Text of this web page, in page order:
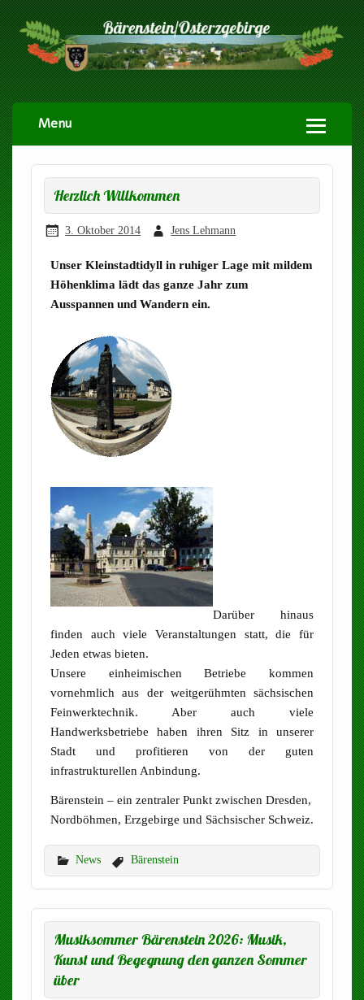
Menu
Herzlich Willkommen
3. Oktober 2014 Jens Lehmann
Unser Kleinstadtidyll in ruhiger Lage mit mildem
Höhenklima lädt das ganze Jahr zum
Ausspannen und Wandern ein.
Darüber hinaus
finden auch viele Veranstaltungen statt, die für
Jeden etwas bieten.
Unsere einheimischen Betriebe kommen
vornehmlich aus der weitgerühmten sächsischen
Feinwerktechnik. Aber auch viele
Handwerksbetriebe haben ihren Sitz in unserer
Stadt und profitieren von der guten
infrastrukturellen Anbindung.
Bärenstein – ein zentraler Punkt zwischen Dresden,
Nordböhmen, Erzgebirge und Sächsischer Schweiz.
News Bärenstein
Musiksommer Bärenstein 2026: Musik,
Kunst und Begegnung den ganzen Sommer
über